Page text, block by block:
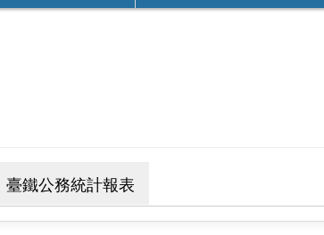
臺鐵公務統計報表